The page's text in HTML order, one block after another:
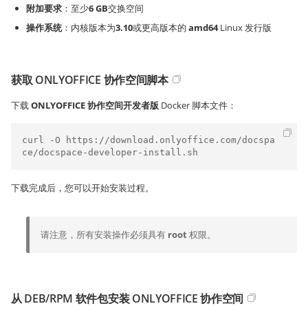
附加要求 ：至少6 GB交换空间
操作系统：内核版本为3.10或更高版本的 amd64Linux 发行版
获取 ONLYOFFICE 协作空间脚本
下载ONLYOFFICE 协作空间开发者版 Docker 脚本文件：
curl -O https://download.onlyoffice.com/docspa
ce/docspace-developer-install.sh
下载完成后，您可以开始安装过程。
请注意，所有安装操作必须具有 root权限。
从 DEB/RPM 软件包安装 ONLYOFFICE 协作空间